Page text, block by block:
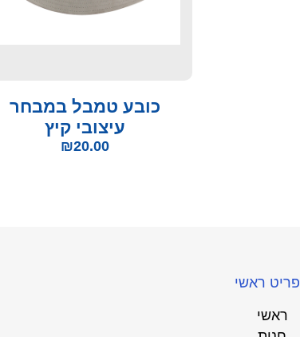
כובע טמבל במבחר
עיצובי קיץ
₪20.00
ראשי
ראשי